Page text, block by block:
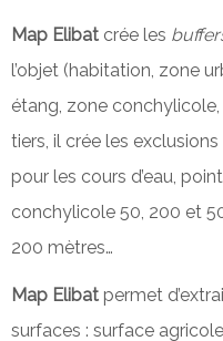
Map Elibat crée les
l’objet (habitation, zone
étang, zone
tiers, il crée les
pour les cours d’eau,
conchylicole 50, 200 et
200 mètres…
Map Elibat permet
surfaces : surface